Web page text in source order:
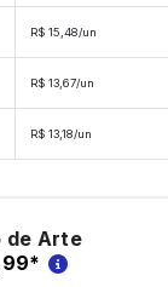
R$ 15,48/un
R$ 13,67/un
R$ 13,18/un
de Arte
*